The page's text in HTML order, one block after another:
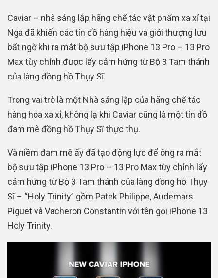
Caviar – nhà sáng lập hãng chế tác vật phẩm xa xỉ tại
Nga đã khiến các tín đồ hàng hiệu và giới thượng lưu
bất ngờ khi ra mắt bộ sưu tập iPhone 13 Pro – 13 Pro
Max tùy chỉnh được lấy cảm hứng từ Bộ 3 Tam thánh
của làng đồng hồ Thụy Sĩ.
Trong vai trò là một Nhà sáng lập của hãng chế tác
hàng hóa xa xỉ, không lạ khi Caviar cũng là một tín đồ
đam mê đồng hồ Thụy Sĩ thực thụ.
Và niềm đam mê ấy đã tạo động lực để ông ra mắt
bộ sưu tập iPhone 13 Pro – 13 Pro Max tùy chỉnh lấy
cảm hứng từ Bộ 3 Tam thánh của làng đồng hồ Thụy
Sĩ – “Holy Trinity” gồm Patek Philippe, Audemars
Piguet và Vacheron Constantin với tên gọi iPhone 13
Holy Trinity.